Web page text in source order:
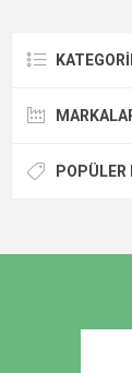
POPÜLER